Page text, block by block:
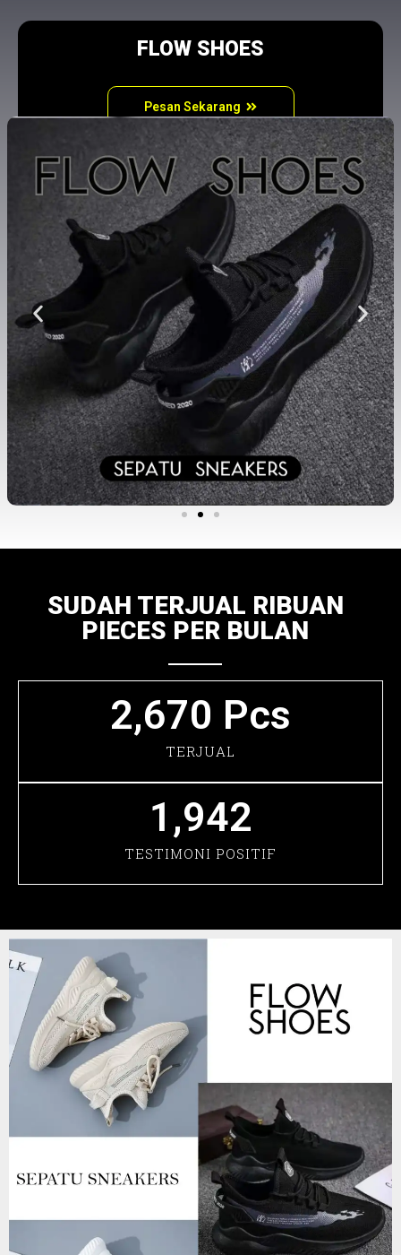
FLOW SHOES
Pesan Sekarang
SUDAH TERJUAL RIBUAN
PIECES PER BULAN
2,670 Pcs
TERJUAL
1,942
TESTIMONI POSITIF